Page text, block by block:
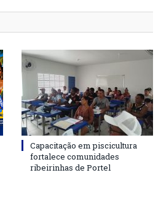
Capacitação em piscicultura
fortalece comunidades
ribeirinhas de Portel